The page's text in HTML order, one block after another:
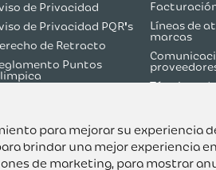
para mejorar su experiencia
brindar una mejor experiencia
de marketing, para mostrar
de Privacidad
de Privacidad PQR's
de Retracto
Puntos
sobre TDT
Líneas de
marcas
Términos de
Flash